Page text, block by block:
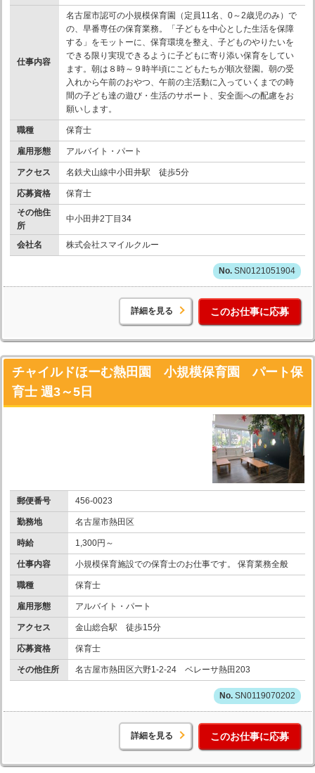
仕事内容
名古屋市認可の小規模保育園（定員11名、0～2歳児のみ）で
の、早番専任の保育業務。「子どもを中心とした生活を保障
する」をモットーに、保育環境を整え、子どものやりたいを
できる限り実現できるように子どもに寄り添い保育をしてい
ます。朝は８時～９時半頃にこどもたちが順次登園。朝の受
入れから午前のおやつ、午前の主活動に入っていくまでの時
間の子ども達の遊び・生活のサポート、安全面への配慮をお
願いします。
職種 保育士
雇用形態 アルバイト・パート
アクセス 名鉄犬山線中小田井駅 徒歩5分
応募資格
保育士
その他住
所
中小田井2丁目34
会社名 株式会社スマイルクルー
SN0121051904
詳細を見る このお仕事に応募
チャイルドほーむ熱田園 小規模保育園 パート保
育士 週3～5日
郵便番号 456-0023
勤務地 名古屋市熱田区
時給 1,300円～
仕事内容 小規模保育施設での保育士のお仕事です。 保育業務全般
職種 保育士
雇用形態 アルバイト・パート
アクセス 金山総合駅 徒歩15分
応募資格 保育士
その他住所 名古屋市熱田区六野1-2-24 ベレーサ熱田203
SN0119070202
詳細を見る このお仕事に応募